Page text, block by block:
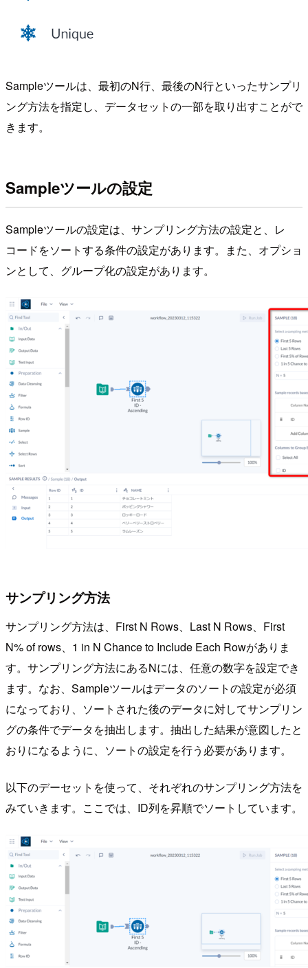
Sampleツールは、最初のN行、最後のN行といったサンプリ
ング方法を指定し、データセットの一部を取り出すことがで
きます。
Sampleツールの設定
Sampleツールの設定は、サンプリング方法の設定と、レ
コードをソートする条件の設定があります。また、オプショ
ンとして、グループ化の設定があります。
サンプリング方法
サンプリング方法は、First N Rows、Last N Rows、First
N% of rows、1 in N Chance to Include Each Rowがありま
す。サンプリング方法にあるNには、任意の数字を設定でき
ます。なお、Sampleツールはデータのソートの設定が必須
になっており、ソートされた後のデータに対してサンプリン
グの条件でデータを抽出します。抽出した結果が意図したと
おりになるように、ソートの設定を行う必要があります。
以下のデーセットを使って、それぞれのサンプリング方法を
みていきます。ここでは、ID列を昇順でソートしています。